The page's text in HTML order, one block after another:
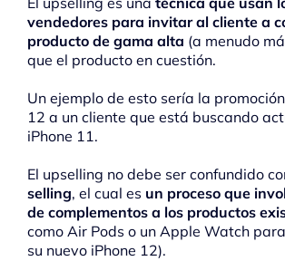
vendedores para invitar al cliente a
producto de gama alta (a menudo
que el producto en cuestión.
Un ejemplo de esto sería la
12 a un cliente que está buscando
iPhone 11.
El upselling no debe ser confundido
selling, el cual es un proceso que
de complementos a los productos
como Air Pods o un Apple Watch
su nuevo iPhone 12).